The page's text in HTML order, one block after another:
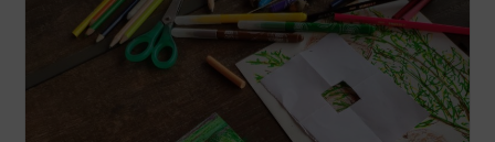
Lichens”